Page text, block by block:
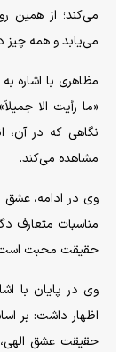
می‌کند؛ از همین
می‌یابد و همه چیز
مظاهری با
«ما رأیت الا
نگاهی که در آن،
مشاهده می‌کند.
وی در ادامه، عشق
مناسبات متعارف
حقیقت محبت است
وی در پایان با
اظهار داشت: بر
حقیقت عشق الهی،